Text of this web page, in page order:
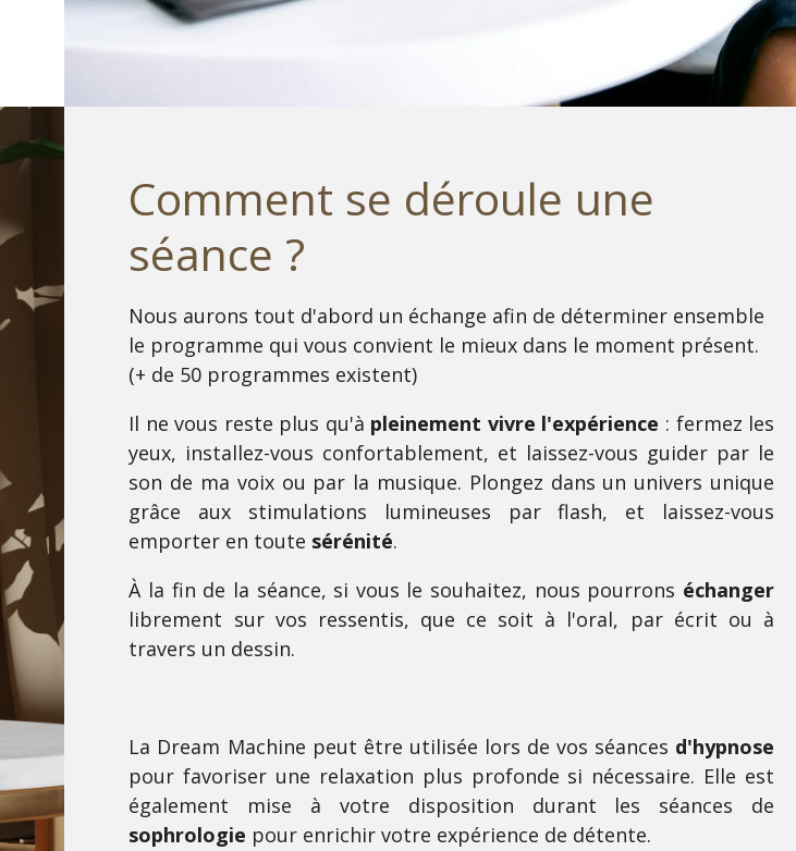
Comment se déroule une
séance ?
Nous aurons tout d'abord un échange afin de déterminer ensemble
le programme qui vous convient le mieux dans le moment présent.
(+ de 50 programmes existent)
Il ne vous reste plus qu'à pleinement vivre l'expérience : fermez les
yeux, installez-vous confortablement, et laissez-vous guider par le
son de ma voix ou par la musique. Plongez dans un univers unique
grâce aux stimulations lumineuses par flash, et laissez-vous
emporter en toute sérénité.
À la fin de la séance, si vous le souhaitez, nous pourrons échanger
librement sur vos ressentis, que ce soit à l'oral, par écrit ou à
travers un dessin.
La Dream Machine peut être utilisée lors de vos séances d'hypnose
pour favoriser une relaxation plus profonde si nécessaire. Elle est
également mise à votre disposition durant les séances de
sophrologie pour enrichir votre expérience de détente.